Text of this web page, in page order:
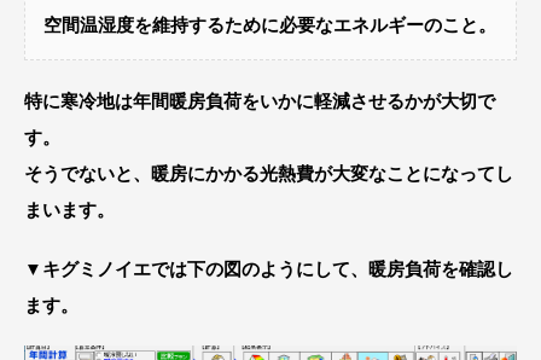
空間温湿度を維持するために必要なエネルギーのこと。
特に寒冷地は年間暖房負荷をいかに軽減させるかが大切で
す。
そうでないと、暖房にかかる光熱費が大変なことになってし
まいます。
▼キグミノイエでは下の図のようにして、暖房負荷を確認し
ます。